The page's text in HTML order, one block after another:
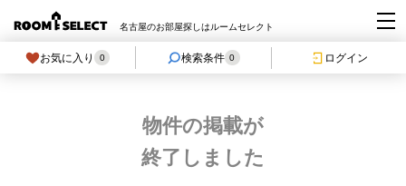
名古屋のお部屋探しはルームセレクト
お気に入り 0 検索条件 0 ログイン
物件の掲載が
終了しました